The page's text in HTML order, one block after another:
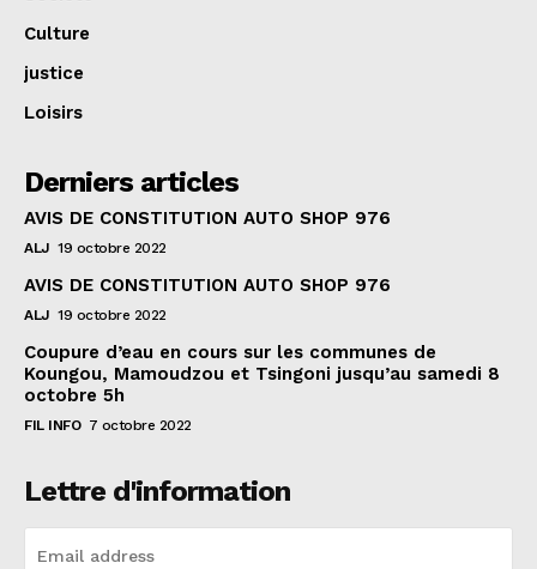
Culture
justice
Loisirs
Derniers articles
AVIS DE CONSTITUTION AUTO SHOP 976
ALJ 19 octobre 2022
AVIS DE CONSTITUTION AUTO SHOP 976
ALJ 19 octobre 2022
Coupure d’eau en cours sur les communes de
Koungou, Mamoudzou et Tsingoni jusqu’au samedi 8
octobre 5h
FIL INFO 7 octobre 2022
Lettre d'information